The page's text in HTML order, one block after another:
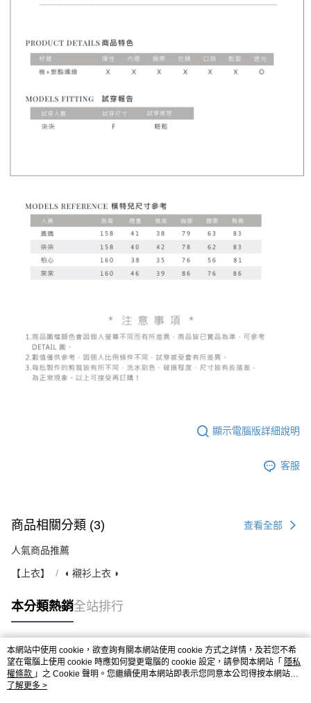
顯示電腦版詳細說明
客服
商品相關分類 (3) 查看全部
人氣商品推薦
【上衣】 ◖ 襯衫上衣 ◗
本分類熱銷全站排行
熱門標籤
本網站中使用 cookie，欲查詢有關本網站使用 cookie 方式之詳情，及若您不希
望在電腦上使用 cookie 時應如何變更電腦的 cookie 設定，請參閱本網站「 隱私
權條款 」之 Cookie 聲明。您繼續使用本網站即表示您同意本公司得按本網站使
用條款之 Cookie 聲明使用 cookie。
了解更多 >